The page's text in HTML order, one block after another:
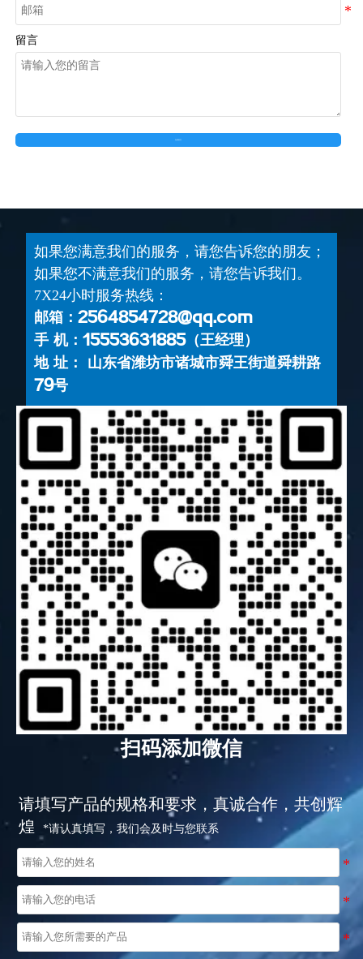
留言
如果您满意我们的服务，请您告诉您的朋友；
如果您不满意我们的服务，请您告诉我们。
7X24小时服务热线：
邮箱：2564854728@qq.com
手 机：15553631885（王经理）
地 址： 山东省潍坊市诸城市舜王街道舜耕路
79号
扫码添加微信
请填写产品的规格和要求，真诚合作，共创辉
煌
*请认真填写，我们会及时与您联系